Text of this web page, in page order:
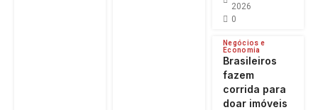
2026
0
Negócios e
Economia
Brasileiros
fazem
corrida para
doar imóveis